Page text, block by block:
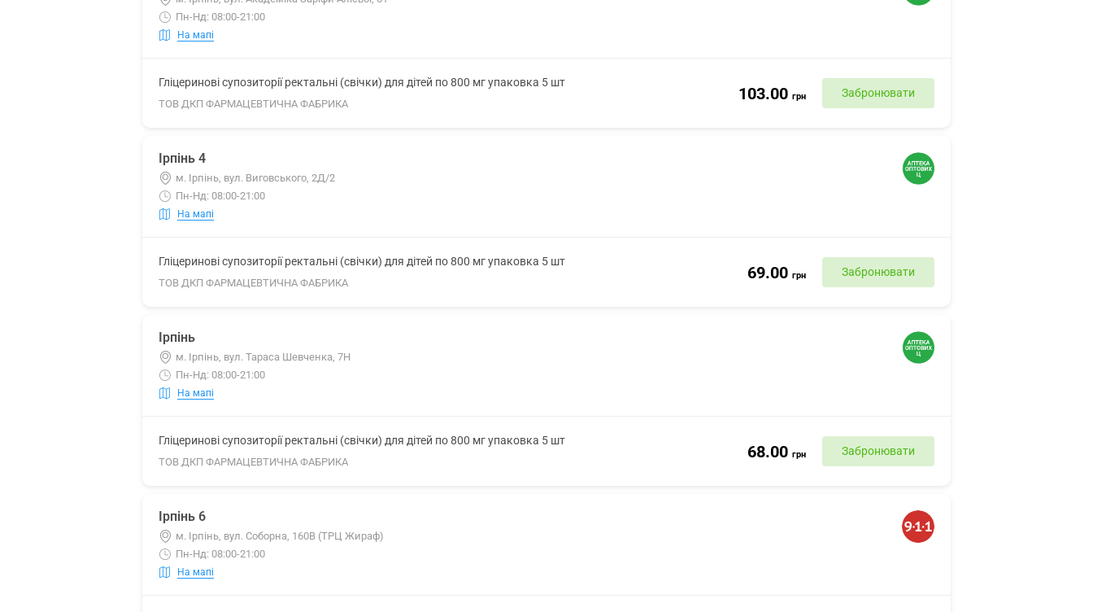
Пн-Нд: 08:00-21:00
На мапі
Гліцеринові супозиторії ректальні (свічки) для дітей по 800 мг упаковка 5 шт
ТОВ ДКП ФАРМАЦЕВТИЧНА ФАБРИКА
103.00 грн Забронювати
Ірпінь 4
м. Ірпінь, вул. Виговського, 2Д/2
Пн-Нд: 08:00-21:00
На мапі
Гліцеринові супозиторії ректальні (свічки) для дітей по 800 мг упаковка 5 шт
ТОВ ДКП ФАРМАЦЕВТИЧНА ФАБРИКА
69.00 грн Забронювати
Ірпінь
м. Ірпінь, вул. Тараса Шевченка, 7Н
Пн-Нд: 08:00-21:00
На мапі
Гліцеринові супозиторії ректальні (свічки) для дітей по 800 мг упаковка 5 шт
ТОВ ДКП ФАРМАЦЕВТИЧНА ФАБРИКА
68.00 грн Забронювати
Ірпінь 6
м. Ірпінь, вул. Соборна, 160В (ТРЦ Жираф)
Пн-Нд: 08:00-21:00
На мапі